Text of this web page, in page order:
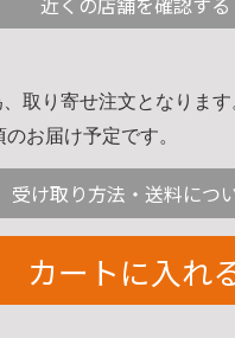
取り寄せ注文となります
お届け予定です。
受け取り方法・送料につ
カートに入れ